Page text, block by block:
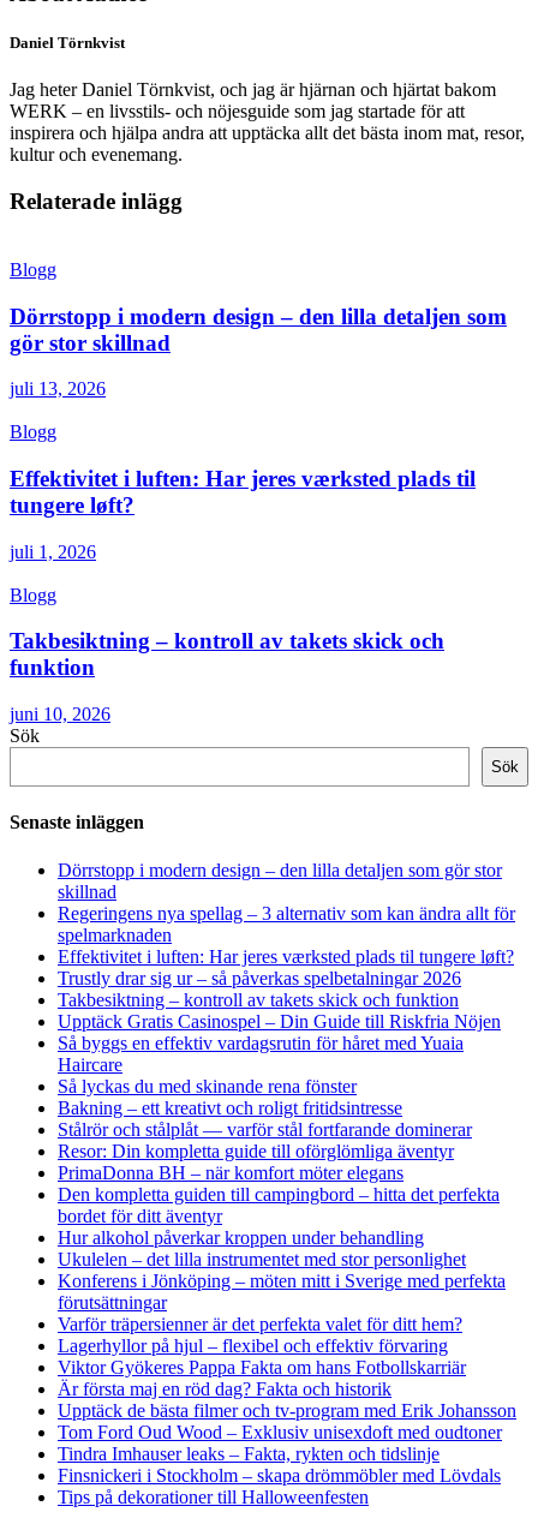
Daniel Törnkvist
Jag heter Daniel Törnkvist, och jag är hjärnan och hjärtat bakom
WERK – en livsstils- och nöjesguide som jag startade för att
inspirera och hjälpa andra att upptäcka allt det bästa inom mat, resor,
kultur och evenemang.
Relaterade inlägg
Blogg
Dörrstopp i modern design – den lilla detaljen som
gör stor skillnad
juli 13, 2026
Blogg
Effektivitet i luften: Har jeres værksted plads til
tungere løft?
juli 1, 2026
Blogg
Takbesiktning – kontroll av takets skick och
funktion
juni 10, 2026
Sök
Sök
Senaste inläggen
Dörrstopp i modern design – den lilla detaljen som gör stor
skillnad
Regeringens nya spellag – 3 alternativ som kan ändra allt för
spelmarknaden
Effektivitet i luften: Har jeres værksted plads til tungere løft?
Trustly drar sig ur – så påverkas spelbetalningar 2026
Takbesiktning – kontroll av takets skick och funktion
Upptäck Gratis Casinospel – Din Guide till Riskfria Nöjen
Så byggs en effektiv vardagsrutin för håret med Yuaia
Haircare
Så lyckas du med skinande rena fönster
Bakning – ett kreativt och roligt fritidsintresse
Stålrör och stålplåt — varför stål fortfarande dominerar
Resor: Din kompletta guide till oförglömliga äventyr
PrimaDonna BH – när komfort möter elegans
Den kompletta guiden till campingbord – hitta det perfekta
bordet för ditt äventyr
Hur alkohol påverkar kroppen under behandling
Ukulelen – det lilla instrumentet med stor personlighet
Konferens i Jönköping – möten mitt i Sverige med perfekta
förutsättningar
Varför träpersienner är det perfekta valet för ditt hem?
Lagerhyllor på hjul – flexibel och effektiv förvaring
Viktor Gyökeres Pappa Fakta om hans Fotbollskarriär
Är första maj en röd dag? Fakta och historik
Upptäck de bästa filmer och tv-program med Erik Johansson
Tom Ford Oud Wood – Exklusiv unisexdoft med oudtoner
Tindra Imhauser leaks – Fakta, rykten och tidslinje
Finsnickeri i Stockholm – skapa drömmöbler med Lövdals
Tips på dekorationer till Halloweenfesten